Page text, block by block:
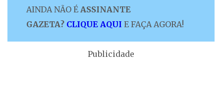
AINDA NÃO É ASSINANTE
GAZETA? CLIQUE AQUI E FAÇA AGORA!
Publicidade